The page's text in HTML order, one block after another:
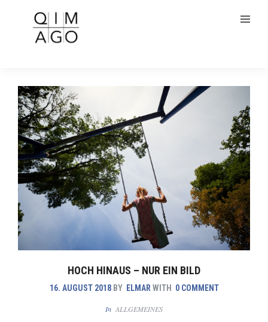
HOCH HINAUS – NUR EIN BILD
16. AUGUST 2018 BY ELMAR WITH 0 COMMENT
In ALLGEMEINES